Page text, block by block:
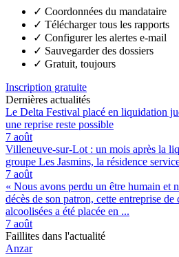
✓ Coordonnées du mandataire
✓ Télécharger tous les rapports
✓ Configurer les alertes e-mail
✓ Sauvegarder des dossiers
✓ Gratuit, toujours
Inscription gratuite
Dernières actualités
Le Delta Festival placé en liquidation
une reprise reste possible
7 août
Villeneuve-sur-Lot : un mois après la
groupe Les Jasmins, la résidence
7 août
« Nous avons perdu un être humain et
décès de son patron, cette entreprise
alcoolisées a été placée en ...
7 août
Faillites dans l'actualité
Anzar